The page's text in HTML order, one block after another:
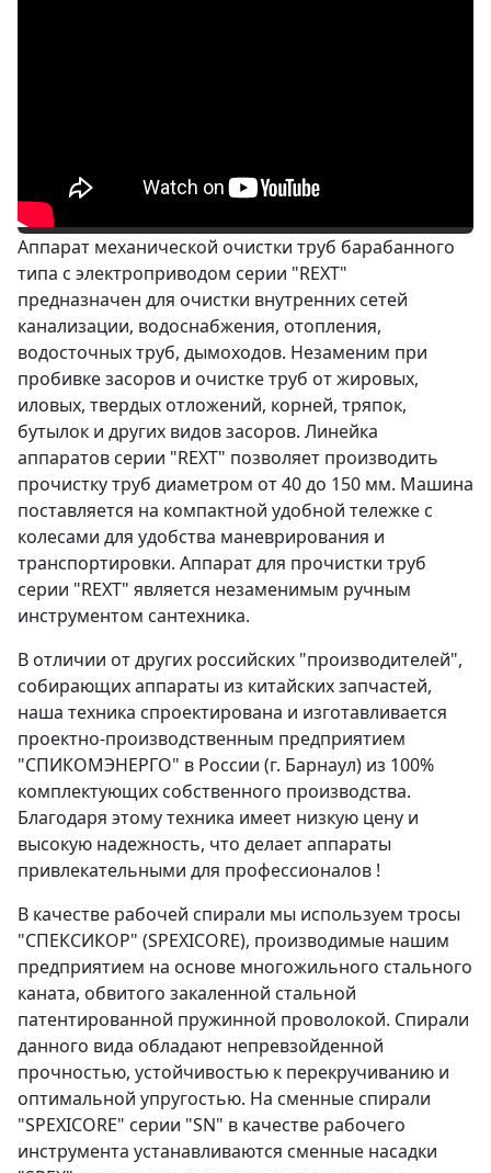
Аппарат механической очистки труб барабанного
типа с электроприводом серии "REXT"
предназначен для очистки внутренних сетей
канализации, водоснабжения, отопления,
водосточных труб, дымоходов. Незаменим при
пробивке засоров и очистке труб от жировых,
иловых, твердых отложений, корней, тряпок,
бутылок и других видов засоров. Линейка
аппаратов серии "REXT" позволяет производить
прочистку труб диаметром от 40 до 150 мм. Машина
поставляется на компактной удобной тележке с
колесами для удобства маневрирования и
транспортировки. Аппарат для прочистки труб
серии "REXT" является незаменимым ручным
инструментом сантехника.
В отличии от других российских "производителей",
собирающих аппараты из китайских запчастей,
наша техника спроектирована и изготавливается
проектно-производственным предприятием
"СПИКОМЭНЕРГО" в России (г. Барнаул) из 100%
комплектующих собственного производства.
Благодаря этому техника имеет низкую цену и
высокую надежность, что делает аппараты
привлекательными для профессионалов !
В качестве рабочей спирали мы используем тросы
"СПЕКСИКОР" (SPEXICORE), производимые нашим
предприятием на основе многожильного стального
каната, обвитого закаленной стальной
патентированной пружинной проволокой. Спирали
данного вида обладают непревзойденной
прочностью, устойчивостью к перекручиванию и
оптимальной упругостью. На сменные спирали
"SPEXICORE" серии "SN" в качестве рабочего
инструмента устанавливаются сменные насадки